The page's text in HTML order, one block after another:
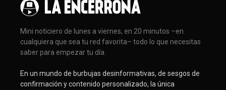
Mini noticiero de lunes a viernes, en 20 minutos –en
cualquiera que sea tu red favorita– todo lo que necesitas
saber para empezar tu día.
En un mundo de burbujas desinformativas, de sesgos de
confirmación y contenido personalizado, la única